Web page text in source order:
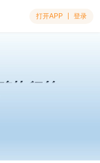
打开APP 登录